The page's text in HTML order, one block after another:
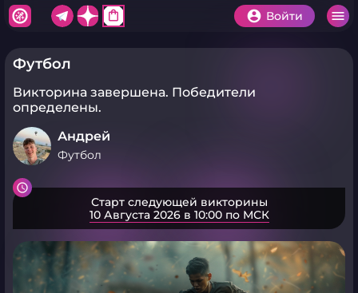
shopping_bag Войти
Футбол
Викторина завершена. Победители
определены.
Андрей
Футбол
Старт следующей викторины
10 Августа 2026 в 10:00 по МСК